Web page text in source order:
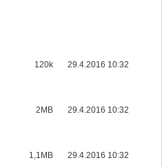
120k 29.4.2016 10:32
2MB 29.4.2016 10:32
1,1MB 29.4.2016 10:32